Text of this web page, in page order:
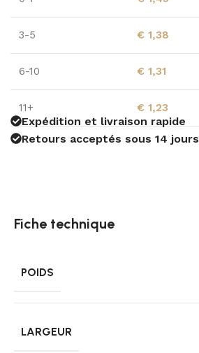
3-5 € 1,38
6-10 € 1,31
11+ € 1,23
Expédition et livraison rapide
Retours acceptés sous 14 jours
Fiche technique
POIDS
LARGEUR